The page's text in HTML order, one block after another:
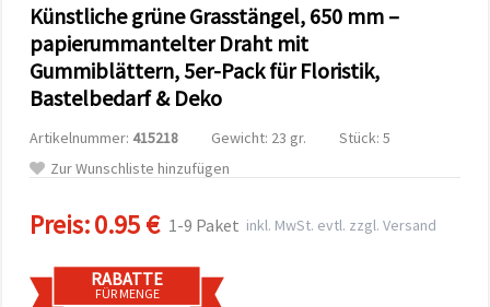
unserer
Partner für
Analyse
und
Marketing.
Sie können
Cookies
akzeptieren,
ablehnen
Auswahl in
individuell
festlegen.
Künstliche grüne Grasstängel, 650 mm –
papierummantelter Draht mit
Gummiblättern, 5er-Pack für Floristik,
Bastelbedarf & Deko
Artikelnummer: 415218 Gewicht: 23 gr.
Stück: 5
Zur Wunschliste hinzufügen
Preis:0.95 € 1-9 Paket inkl. MwSt. evtl. zzgl. Versand
RABATTE
FÜR MENGE